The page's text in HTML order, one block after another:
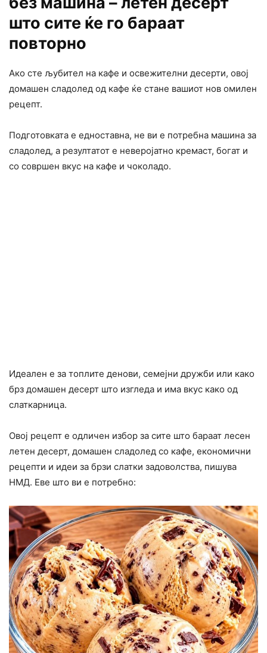
што сите ќе го бараат
повторно
Ако сте љубител на кафе и освежителни десерти, овој
домашен сладолед од кафе ќе стане вашиот нов омилен
рецепт.
Подготовката е едноставна, не ви е потребна машина за
сладолед, а резултатот е неверојатно кремаст, богат и
со совршен вкус на кафе и чоколадо.
Идеален е за топлите денови, семејни дружби или како
брз домашен десерт што изгледа и има вкус како од
слаткарница.
Овој рецепт е одличен избор за сите што бараат лесен
летен десерт, домашен сладолед со кафе, економични
рецепти и идеи за брзи слатки задоволства, пишува
НМД. Еве што ви е потребно: